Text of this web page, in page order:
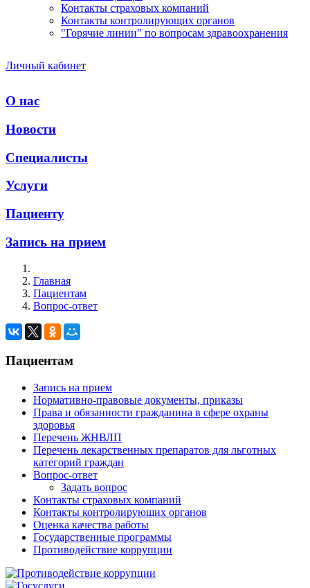
Контакты страховых компаний
Контакты контролирующих органов
"Горячие линии" по вопросам здравоохранения
Личный кабинет
О нас
Новости
Специалисты
Услуги
Пациенту
Запись на прием
Главная
Пациентам
Вопрос-ответ
Пациентам
Запись на прием
Нормативно-правовые документы, приказы
Права и обязанности гражданина в сфере охраны
здоровья
Перечень ЖНВЛП
Перечень лекарственных препаратов для льготных
категорий граждан
Вопрос-ответ
Задать вопрос
Контакты страховых компаний
Контакты контролирующих органов
Оценка качества работы
Государственные программы
Противодействие коррупции